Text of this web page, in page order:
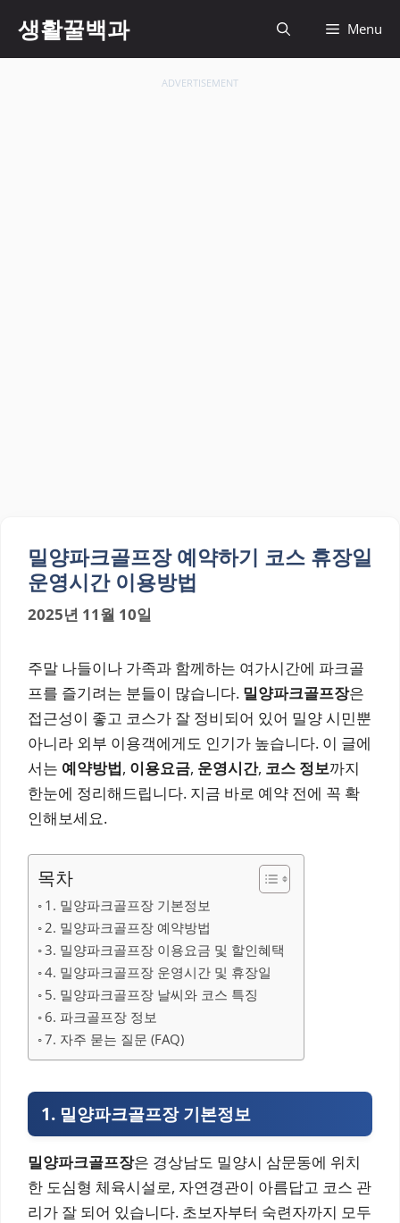
생활꿀백과 Menu
ADVERTISEMENT
밀양파크골프장 예약하기 코스 휴장일
운영시간 이용방법
2025년 11월 10일
주말 나들이나 가족과 함께하는 여가시간에 파크골
프를 즐기려는 분들이 많습니다. 밀양파크골프장은
접근성이 좋고 코스가 잘 정비되어 있어 밀양 시민뿐
아니라 외부 이용객에게도 인기가 높습니다. 이 글에
서는 예약방법, 이용요금, 운영시간, 코스 정보까지
한눈에 정리해드립니다. 지금 바로 예약 전에 꼭 확
인해보세요.
목차
1. 밀양파크골프장 기본정보
2. 밀양파크골프장 예약방법
3. 밀양파크골프장 이용요금 및 할인혜택
4. 밀양파크골프장 운영시간 및 휴장일
5. 밀양파크골프장 날씨와 코스 특징
6. 파크골프장 정보
7. 자주 묻는 질문 (FAQ)
1. 밀양파크골프장 기본정보
밀양파크골프장은 경상남도 밀양시 삼문동에 위치
한 도심형 체육시설로, 자연경관이 아름답고 코스 관
리가 잘 되어 있습니다. 초보자부터 숙련자까지 모두